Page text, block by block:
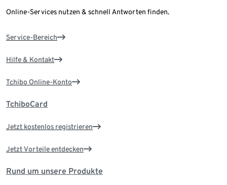
Online-Services nutzen & schnell Antworten finden.
Service-Bereich
Hilfe & Kontakt
Tchibo Online-Konto
TchiboCard
Jetzt kostenlos registrieren
Jetzt Vorteile entdecken
Rund um unsere Produkte